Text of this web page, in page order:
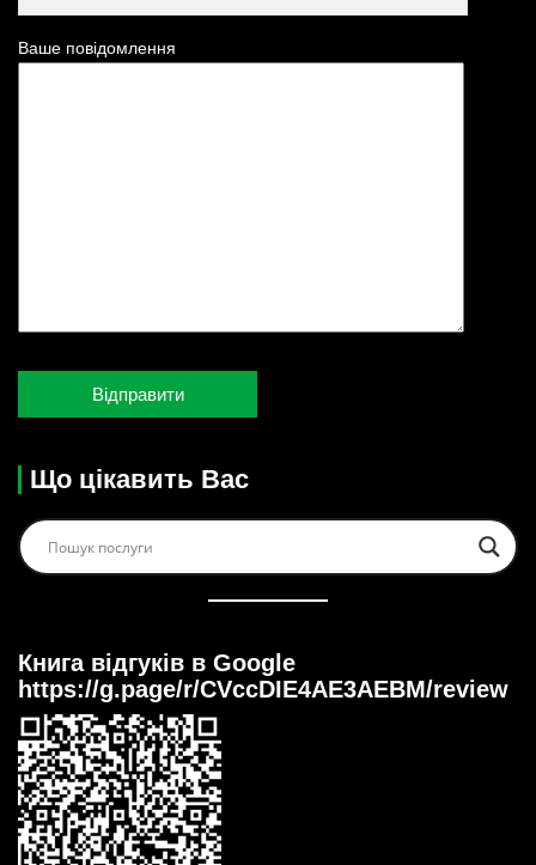
Ваше повідомлення
Що цікавить Вас
Книга відгуків в Google
https://g.page/r/CVccDIE4AE3AEBM/review